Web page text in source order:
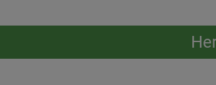
gefunden.